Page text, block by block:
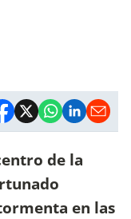
de la
en las